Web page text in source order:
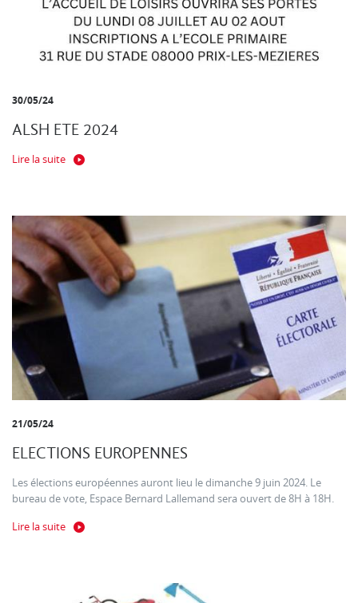
30/05/24
ALSH ETE 2024
Lire la suite
21/05/24
ELECTIONS EUROPENNES
Les élections européennes auront lieu le dimanche 9 juin 2024. Le
bureau de vote, Espace Bernard Lallemand sera ouvert de 8H à 18H.
Lire la suite